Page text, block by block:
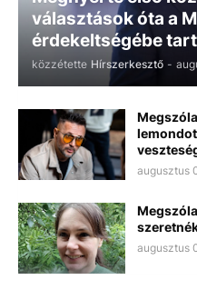
választások óta a
érdekeltségébe
közzétette Hírszerkesztő -
augusztus
augusztus